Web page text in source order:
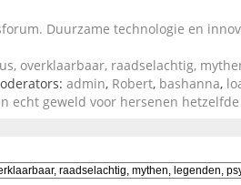
Duurzame technologie en
overklaarbaar, raadselachtig,
admin, Robert, bashanna,
echt geweld voor hersenen hetzelfde